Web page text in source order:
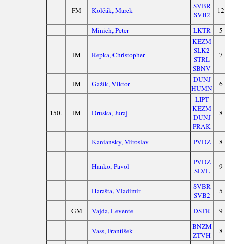
FM Kolčák, Marek
SVBR
SVB2
12
Minich, Peter LKTR 5
IM Repka, Christopher
KEZM
SLK2
STRL
SBNV
7
IM Gažík, Viktor
DUNJ
HUMN
6
150. IM Druska, Juraj
LIPT
KEZM
DUNJ
PRAK
8
Kaniansky, Miroslav PVDZ 8
Hanko, Pavol
PVDZ
SLVL
9
Harašta, Vladimír
SVBR
SVB2
5
GM Vajda, Levente DSTR 9
Vass, František
BNZM
ZTVH
8